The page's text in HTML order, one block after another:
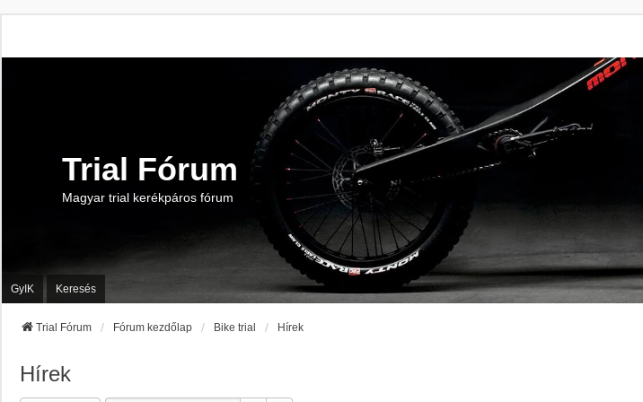
Trial Fórum
Magyar trial kerékpáros fórum
GyIK Keresés
Trial Fórum Fórum kezdőlap Bike trial Hírek
Hírek